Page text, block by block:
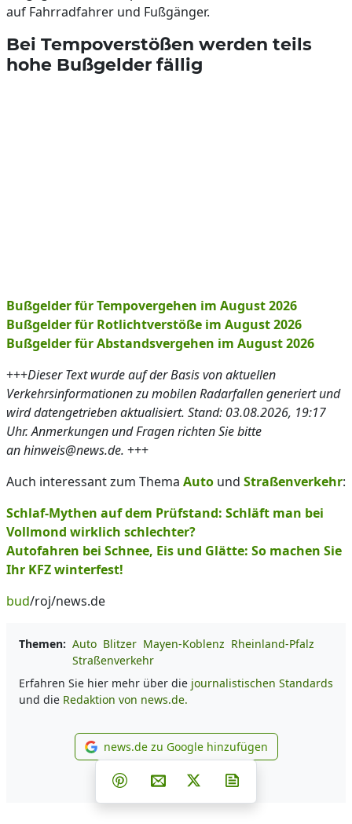
auf Fahrradfahrer und Fußgänger.
Bei Tempoverstößen werden teils
hohe Bußgelder fällig
Bußgelder für Tempovergehen im August 2026
Bußgelder für Rotlichtverstöße im August 2026
Bußgelder für Abstandsvergehen im August 2026
+++Dieser Text wurde auf der Basis von aktuellen
Verkehrsinformationen zu mobilen Radarfallen generiert und
wird datengetrieben aktualisiert. Stand: 03.08.2026, 19:17
Uhr. Anmerkungen und Fragen richten Sie bitte
an hinweis@news.de. +++
Auch interessant zum Thema Auto und Straßenverkehr:
Schlaf-Mythen auf dem Prüfstand: Schläft man bei
Vollmond wirklich schlechter?
Autofahren bei Schnee, Eis und Glätte: So machen Sie
Ihr KFZ winterfest!
bud/roj/news.de
Themen: Auto Blitzer Mayen-Koblenz Rheinland-Pfalz
Straßenverkehr
Erfahren Sie hier mehr über die journalistischen Standards
und die Redaktion von news.de.
news.de zu Google
news.de zu Google hinzufügen
Teilen auf Facebook
Teilen auf Whatsapp
Teilen auf Telegram
Teilen auf Pinterest
Per E-Mail teilen
Post auf X